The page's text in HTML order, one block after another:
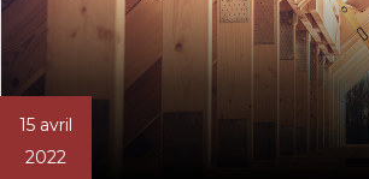
15 avril
2022